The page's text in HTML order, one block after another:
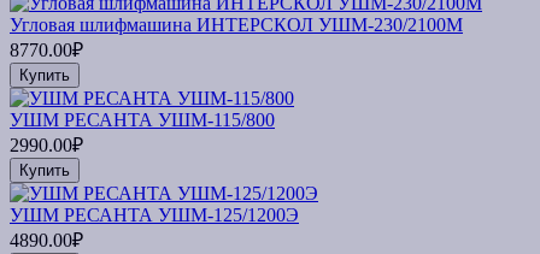
Угловая шлифмашина ИНТЕРСКОЛ УШМ-230/2100М
8770.00₽
Купить
УШМ РЕСАНТА УШМ-115/800
2990.00₽
Купить
УШМ РЕСАНТА УШМ-125/1200Э
4890.00₽